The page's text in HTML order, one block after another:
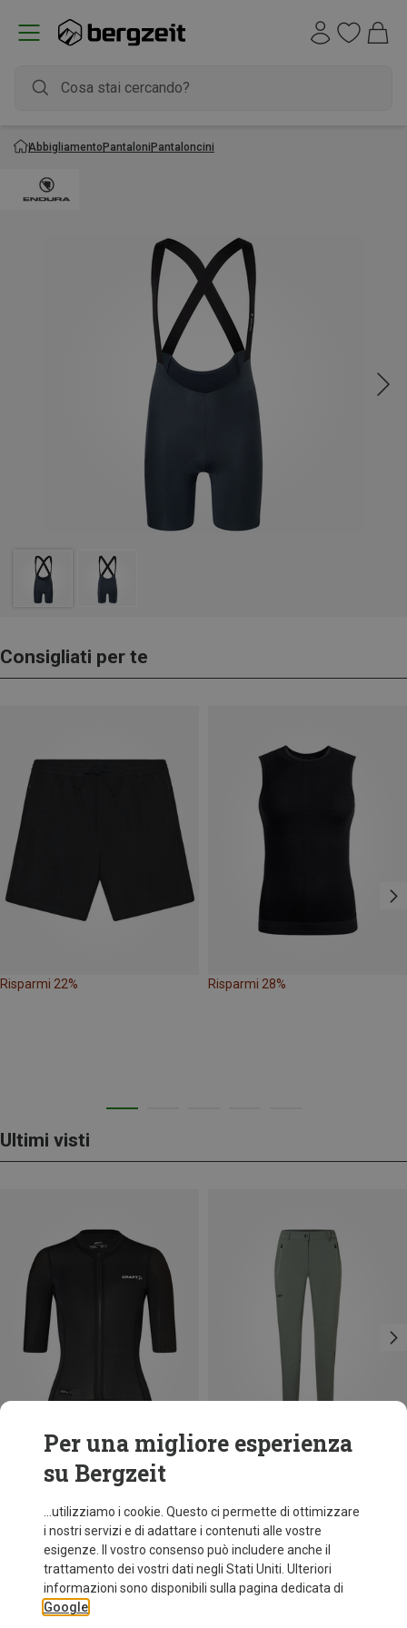
AbbigliamentoPantaloniPantaloncini
Consigliati per te
Risparmi 22% Risparmi 28%
Ultimi visti
Risparmi 40%
Per una migliore esperienza
su Bergzeit
...utilizziamo i cookie. Questo ci permette di ottimizzare
i nostri servizi e di adattare i contenuti alle vostre
esigenze. Il vostro consenso può includere anche il
trattamento dei vostri dati negli Stati Uniti. Ulteriori
informazioni sono disponibili sulla pagina dedicata di
Google